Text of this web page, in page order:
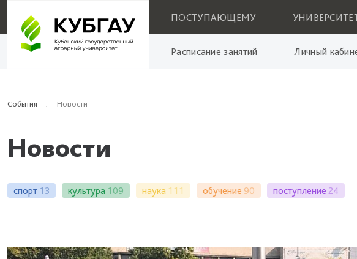
ПОСТУПАЮЩЕМУ
Расписание занятий Личный
События Новости
Новости
спорт 13 культура 109 наука 111 обучение 90 поступление 24